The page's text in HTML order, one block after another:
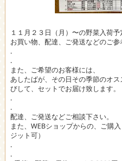
１１月２３日（月）〜の野菜入荷予
お買い物、配達、ご発送などのご参
.
.
また、ご希望のお客様には、
あしたばが、その日その季節のオ
びして、セットでお届け致します。
.
.
配達、ご発送などご相談下さい。
また、WEBショップからの、ご購
ジット可）
.
.